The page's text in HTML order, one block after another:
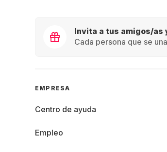
Invita a tus amigos/as
Cada persona que se
EMPRESA
Centro de ayuda
Empleo